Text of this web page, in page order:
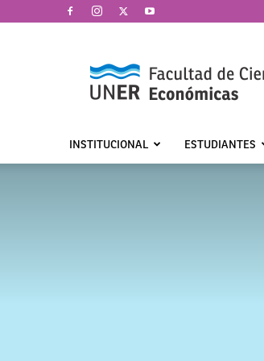
de
Ciencias
Económicas
INSTITUCIONAL ESTUDIANTES